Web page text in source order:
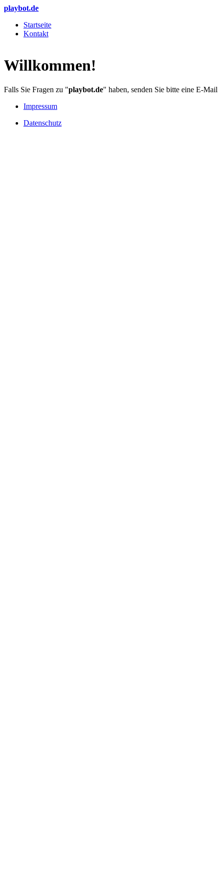
Direkt zum Inhalt
playbot.de
Hauptmenü
Startseite
Kontakt
Willkommen!
Falls Sie Fragen zu "playbot.de" haben, senden Sie bitte eine E-
Impressum
Datenschutz